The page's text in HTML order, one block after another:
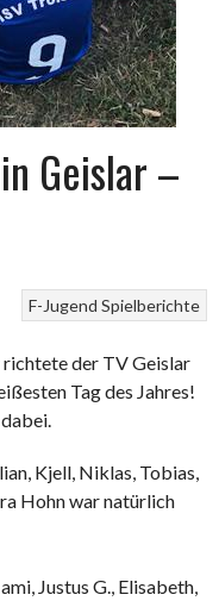
Geislar –
F-Jugend Spielberichte
richtete der TV Geislar
Tag des Jahres!
Kjell, Niklas, Tobias,
Hohn war natürlich
Justus G., Elisabeth,